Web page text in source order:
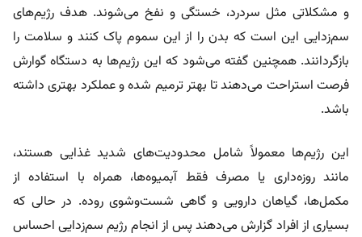
و مشکلاتی مثل سردرد، خستگی و نفخ می‌شوند. هدف رژیم‌های
سم‌زدایی این است که بدن را از این سموم پاک کنند و سلامت را
بازگردانند. همچنین گفته می‌شود که این رژیم‌ها به دستگاه گوارش
فرصت استراحت می‌دهند تا بهتر ترمیم شده و عملکرد بهتری داشته
باشد.
این رژیم‌ها معمولاً شامل محدودیت‌های شدید غذایی هستند،
مانند روزه‌داری یا مصرف فقط آبمیوه‌ها، همراه با استفاده از
مکمل‌ها، گیاهان دارویی و گاهی شست‌وشوی روده. در حالی که
بسیاری از افراد گزارش می‌دهند پس از انجام رژیم سم‌زدایی احساس